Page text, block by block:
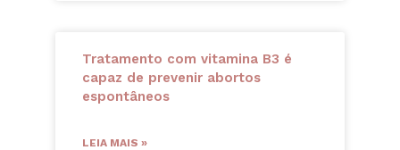
Tratamento com vitamina B3 é
capaz de prevenir abortos
espontâneos
LEIA MAIS »